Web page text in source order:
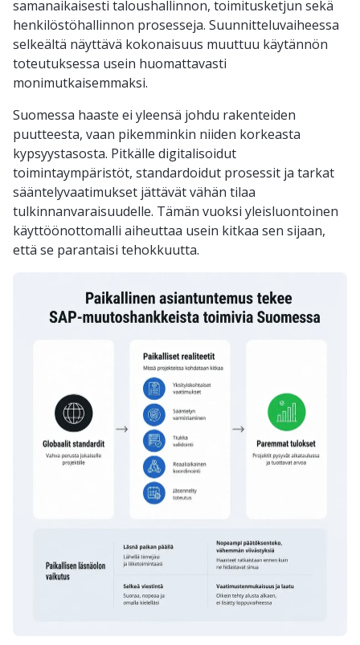
samanaikaisesti taloushallinnon, toimitusketjun sekä
henkilöstöhallinnon prosesseja. Suunnitteluvaiheessa
selkeältä näyttävä kokonaisuus muuttuu käytännön
toteutuksessa usein huomattavasti
monimutkaisemmaksi.
Suomessa haaste ei yleensä johdu rakenteiden
puutteesta, vaan pikemminkin niiden korkeasta
kypsyystasosta. Pitkälle digitalisoidut
toimintaympäristöt, standardoidut prosessit ja tarkat
sääntelyvaatimukset jättävät vähän tilaa
tulkinnanvaraisuudelle. Tämän vuoksi yleisluontoinen
käyttöönottomalli aiheuttaa usein kitkaa sen sijaan,
että se parantaisi tehokkuutta.